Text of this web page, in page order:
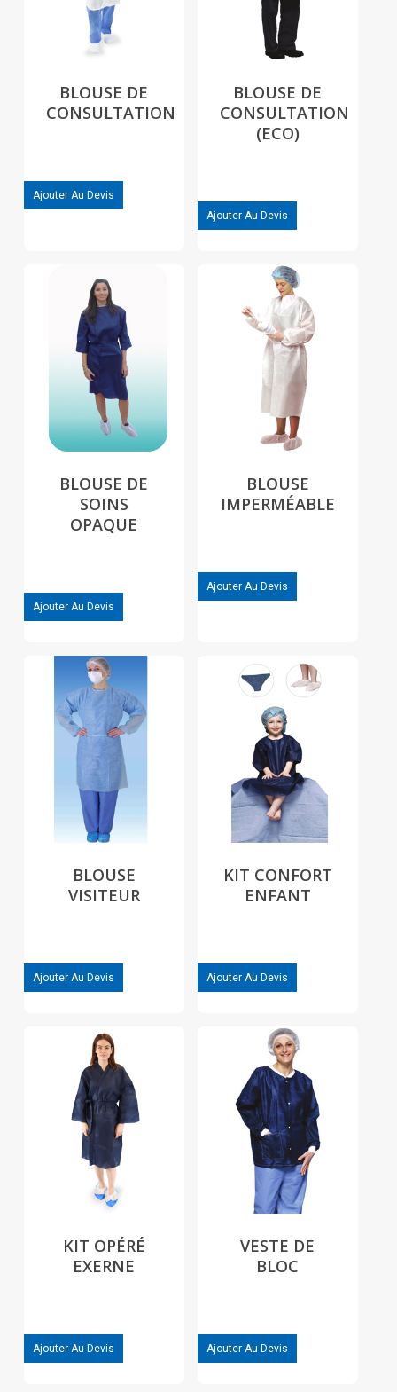
BLOUSE DE
CONSULTATION
Ajouter Au Devis
BLOUSE DE
CONSULTATION
(ECO)
Ajouter Au Devis
BLOUSE DE
SOINS
OPAQUE
Ajouter Au Devis
BLOUSE
IMPERMÉABLE
Ajouter Au Devis
BLOUSE
VISITEUR
Ajouter Au Devis
KIT CONFORT
ENFANT
Ajouter Au Devis
KIT OPÉRÉ
EXERNE
Ajouter Au Devis
VESTE DE
BLOC
Ajouter Au Devis